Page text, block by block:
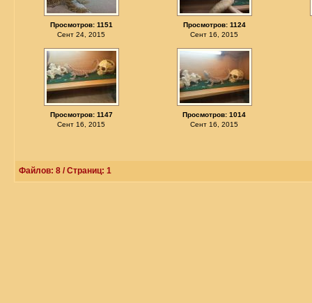
Просмотров: 1151
Сент 24, 2015
Просмотров: 1124
Сент 16, 2015
Просмотров: 1147
Сент 16, 2015
Просмотров: 1014
Сент 16, 2015
Файлов: 8 / Страниц: 1